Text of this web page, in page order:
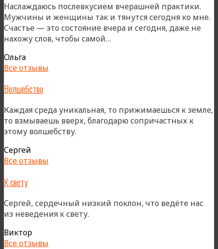
Наслаждаюсь послевкусием вчерашней практики.
Мужчины и женщины так и тянутся сегодня ко мне.
Счастье — это состояние вчера и сегодня, даже не
нахожу слов, чтобы самой…
Ольга
Все отзывы
Волшебство
Каждая среда уникальная, то прижимаешься к земле,
то взмываешь вверх, благодарю сопричастных к
этому волшебству.
Сергей
Все отзывы
К свету
Сергей, сердечный низкий поклон, что ведёте нас
из неведения к свету.
Виктор
Все отзывы